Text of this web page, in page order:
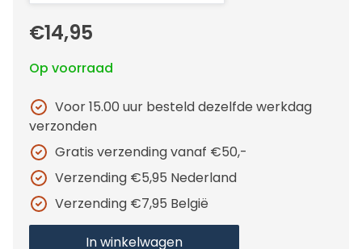
€14,95
Op voorraad
Voor 15.00 uur besteld dezelfde werkdag
verzonden
Gratis verzending vanaf €50,-
Verzending €5,95 Nederland
Verzending €7,95 België
In winkelwagen